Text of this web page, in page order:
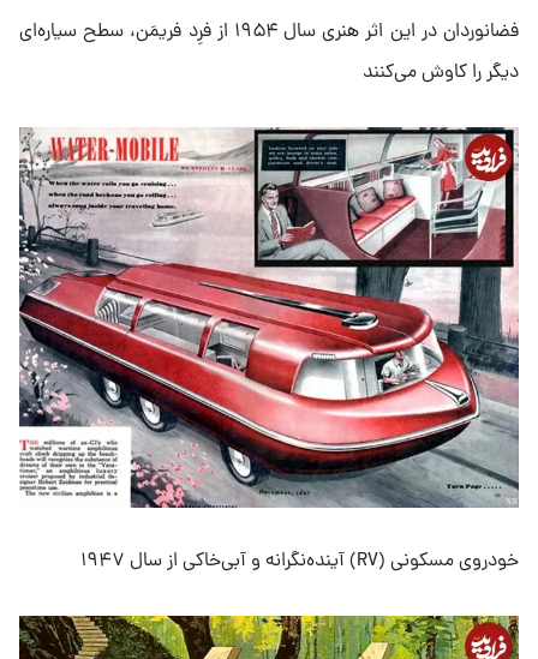
فضانوردان در این اثر هنری سال ۱۹۵۴ از فرِد فریمَن، سطح سیاره‌ای
دیگر را کاوش می‌کنند
خودروی مسکونی (RV) آینده‌نگرانه و آبی‌خاکی از سال ۱۹۴۷